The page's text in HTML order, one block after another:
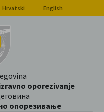
Hrvatski English
oporezivanje
опорезивање